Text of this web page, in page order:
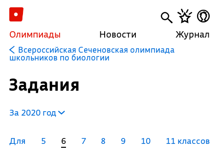
Олимпиады Новости Журнал
Всероссийская Сеченовская олимпиада
школьников по биологии
Задания
За 2020 год
Для 5 6 7 8 9 10 11 классов